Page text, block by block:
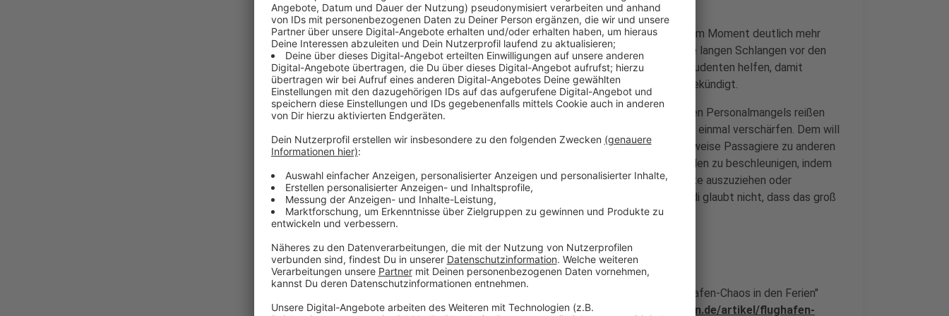
Wer vom Düsseldorfer Flughafen aus in den Urlaub startet, muss im Moment deutlich mehr
Zeit im Gepäck haben und hoffen, dass er es rechtzeitig durch die langen Schlangen vor den
Sicherheitskontrollen schafft. In den Sommerferien sollen nun Studenten helfen, damit
das ganz große Chaos vermieden wird. Das hat der Flughafen angekündigt.
Die Turbulenzen bei den Sicherheitskontrollen aufgrund des akuten Personalmangels reißen
nicht ab - und in den Sommerferien könnte sich die Situation noch einmal verschärfen. Dem will
der Flughafen entgegensteuern. Studenten sollen dann beispielsweise Passagiere zu anderen
Kontrollstellen umleiten. Auch sollen sie dabei helfen, die Kontrollen zu beschleunigen, indem
sie die wartenden Fluggäste daran erinnern, schon einmal die Jacke auszuziehen oder
elektronische Geräte griffbereit zu haben. Die Gewerkschaft ver.di glaubt nicht, dass das groß
hilft. Im Gegenteil: Das sei Flickschusterei - mehr nicht.
Anzeige
Ein Experte hat für uns die wichtigsten Fragen zum Thema "Flughafen-Chaos in den Ferien"
beantwortet. Die Infos gibt es hier:https://www.welleniederrhein.de/artikel/flughafen-